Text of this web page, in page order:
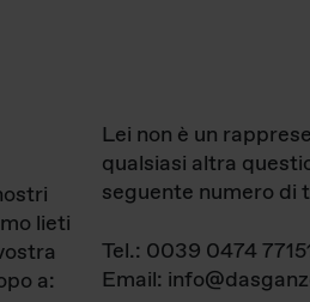
lieti
a:
Lei non è un
qualsiasi altra
seguente numero di
Tel.: 0039 0474
Email: